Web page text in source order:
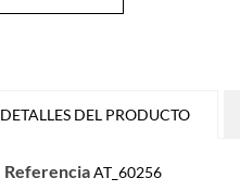
DETALLES DEL PRODUCTO
ReferenciaAT_60256